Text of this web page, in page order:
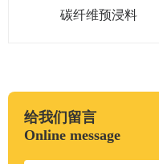
碳纤维预浸料
给我们留言
Online message